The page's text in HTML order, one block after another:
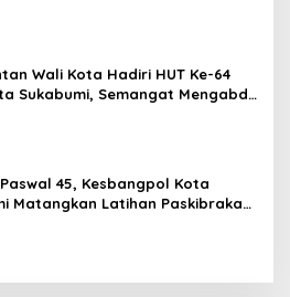
Wali Kota Hadiri HUT Ke-64
Sukabumi, Semangat Mengabdi
45, Kesbangpol Kota
Matangkan Latihan Paskibraka